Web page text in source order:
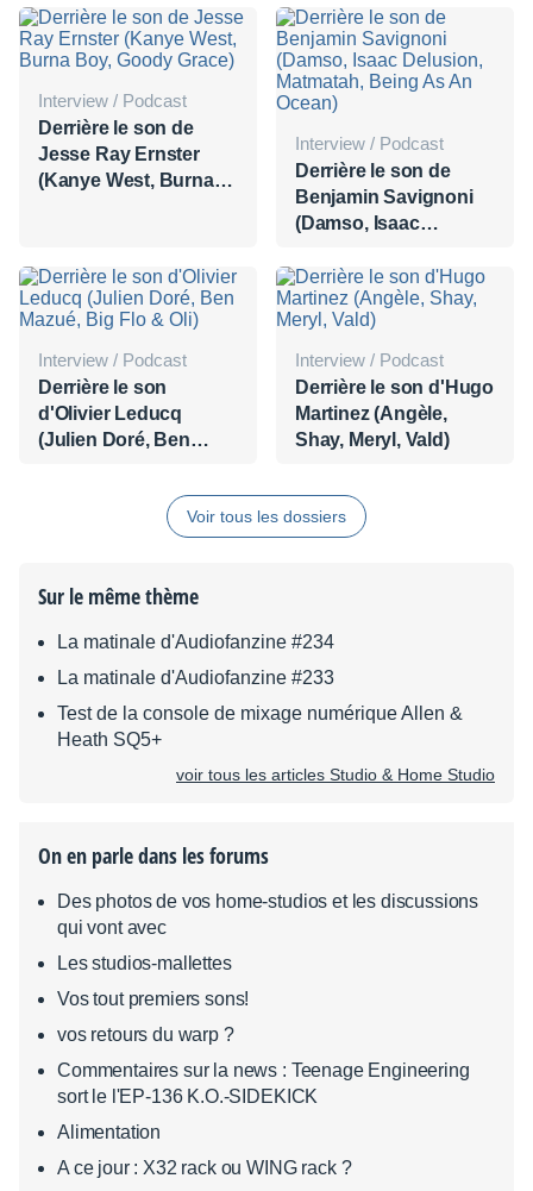
Interview / Podcast
Derrière le son de
Jesse Ray Ernster
(Kanye West, Burna
Interview / Podcast
Derrière le son de
Benjamin Savignoni
(Damso, Isaac
Being As An Ocean)
Interview / Podcast
Derrière le son
d'Olivier Leducq
(Julien Doré, Ben
Interview / Podcast
Derrière le son d'Hugo
Martinez (Angèle,
Shay, Meryl, Vald)
Voir tous les dossiers
Sur le même thème
La matinale d'Audiofanzine #234
La matinale d'Audiofanzine #233
Test de la console de mixage numérique Allen &
Heath SQ5+
voir tous les articles Studio & Home Studio
On en parle dans les forums
Des photos de vos home-studios et les discussions
qui vont avec
Les studios-mallettes
Vos tout premiers sons!
vos retours du warp ?
Commentaires sur la news : Teenage Engineering
sort le l'EP-136 K.O.-SIDEKICK
Alimentation
A ce jour : X32 rack ou WING rack ?